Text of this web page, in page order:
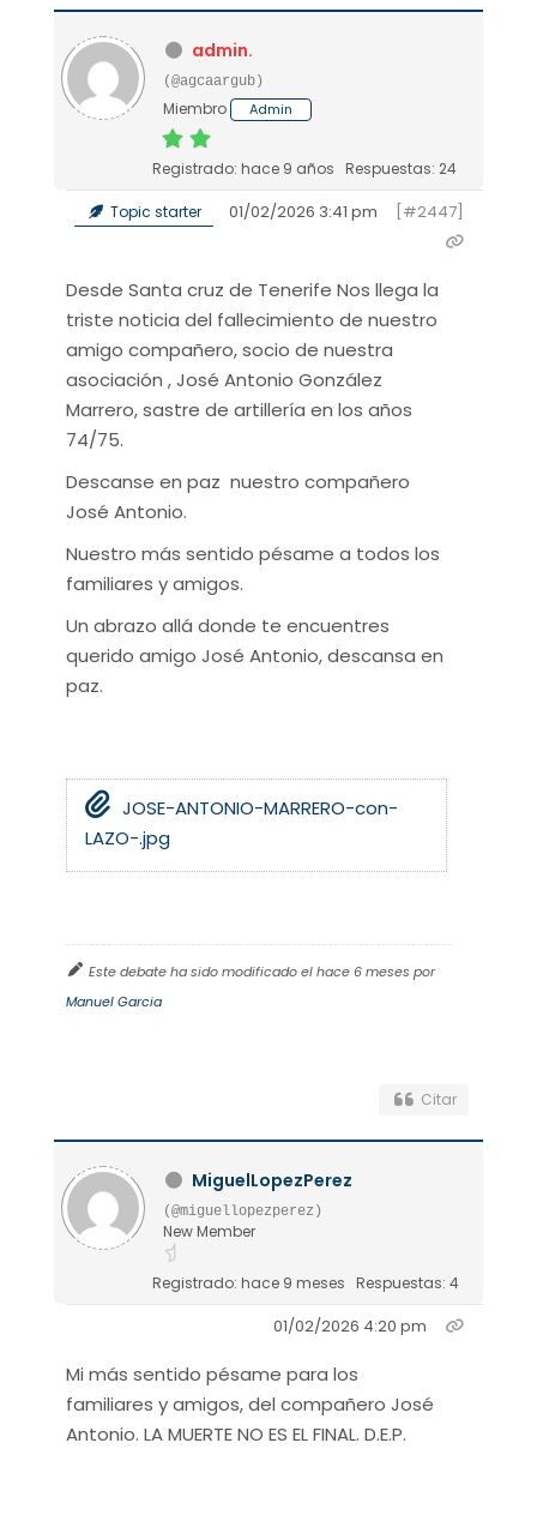
admin.
(@agcaargub)
Miembro Admin
Registrado: hace 9 años Respuestas: 24
Topic starter 01/02/2026 3:41 pm [#2447]
Desde Santa cruz de Tenerife Nos llega la
triste noticia del fallecimiento de nuestro
amigo compañero, socio de nuestra
asociación , José Antonio González
Marrero, sastre de artillería en los años
74/75.
Descanse en paz nuestro compañero
José Antonio.
Nuestro más sentido pésame a todos los
familiares y amigos.
Un abrazo allá donde te encuentres
querido amigo José Antonio, descansa en
paz.
JOSE-ANTONIO-MARRERO-con-
LAZO-.jpg
Este debate ha sido modificado el hace 6 meses por
Manuel Garcia
Citar
MiguelLopezPerez
(@miguellopezperez)
New Member
Registrado: hace 9 meses Respuestas: 4
01/02/2026 4:20 pm
Mi más sentido pésame para los
familiares y amigos, del compañero José
Antonio. LA MUERTE NO ES EL FINAL. D.E.P.